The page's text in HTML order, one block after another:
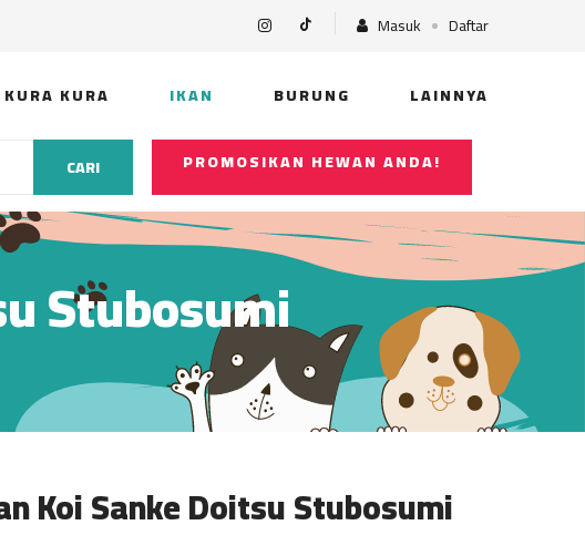
Masuk Daftar
KURA KURA IKAN BURUNG LAINNYA
CARI PROMOSIKAN HEWAN ANDA!
Stubosumi
Koi Sanke Doitsu Stubosumi